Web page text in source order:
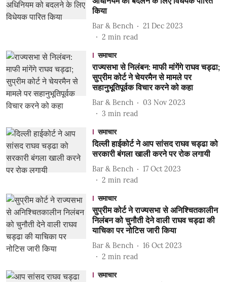
किया
Bar & Bench
21 Dec 2023
2 min read
समाचार
राज्यसभा से निलंबन: माफी मांगेंगे राघव चड्ढा;
सुप्रीम कोर्ट ने चेयरमैन से मामले पर
सहानुभूतिपूर्वक विचार करने को कहा
Bar & Bench
03 Nov 2023
3 min read
समाचार
दिल्ली हाईकोर्ट ने आप सांसद राघव चड्ढा को
सरकारी बंगला खाली करने पर रोक लगायी
Bar & Bench
17 Oct 2023
2 min read
समाचार
सुप्रीम कोर्ट ने राज्यसभा से अनिश्चितकालीन
निलंबन को चुनौती देने वाली राघव चड्ढा की
याचिका पर नोटिस जारी किया
Bar & Bench
16 Oct 2023
2 min read
समाचार